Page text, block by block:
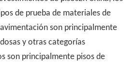
de prueba de materiales de
son principalmente
y otras categorías
son principalmente pisos de